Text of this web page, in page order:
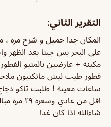
التقرير الثاني:
المكان جدا جميل و شرح مره ،
على البحر بس جينا بعد الظهر
مكينه + عارضين بالمنيو
فطور طيب ليش ماتكتبون
ساعات معينة ! طلبت تاكو
اقل من
شاءالله اذا كان غدا